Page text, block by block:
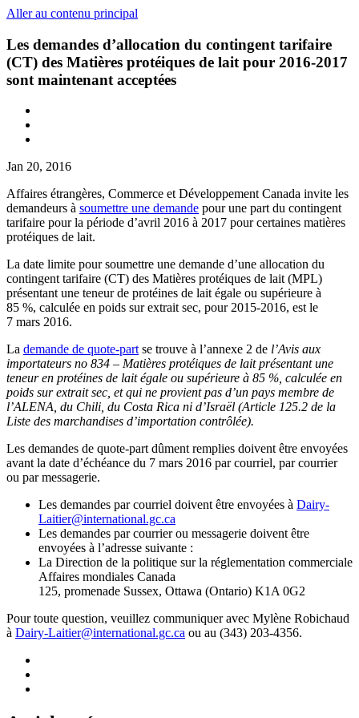
Aller au contenu principal
Les demandes d’allocation du contingent tarifaire
(CT) des Matières protéiques de lait pour 2016-2017
sont maintenant acceptées
Jan 20, 2016
Affaires étrangères, Commerce et Développement Canada invite les
demandeurs à soumettre une demande pour une part du contingent
tarifaire pour la période d’avril 2016 à 2017 pour certaines matières
protéiques de lait.
La date limite pour soumettre une demande d’une allocation du
contingent tarifaire (CT) des Matières protéiques de lait (MPL)
présentant une teneur de protéines de lait égale ou supérieure à
85 %, calculée en poids sur extrait sec, pour 2015-2016, est le
7 mars 2016.
La demande de quote-partse trouve à l’annexe 2 de l’Avis aux
importateurs no 834 – Matières protéiques de lait présentant une
teneur en protéines de lait égale ou supérieure à 85 %, calculée en
poids sur extrait sec, et qui ne provient pas d’un pays membre de
l’ALENA, du Chili, du Costa Rica ni d’Israël (Article 125.2 de la
Liste des marchandises d’importation contrôlée).
Les demandes de quote-part dûment remplies doivent être envoyées
avant la date d’échéance du 7 mars 2016 par courriel, par courrier
ou par messagerie.
Les demandes par courriel doivent être envoyées à Dairy-
Laitier@international.gc.ca
Les demandes par courrier ou messagerie doivent être
envoyées à l’adresse suivante :
La Direction de la politique sur la réglementation commerciale
Affaires mondiales Canada
125, promenade Sussex, Ottawa (Ontario) K1A 0G2
Pour toute question, veuillez communiquer avec Mylène Robichaud
à Dairy-Laitier@international.gc.ca ou au (343) 203-4356.